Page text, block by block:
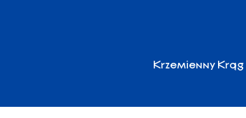
Krzemienny Krąg